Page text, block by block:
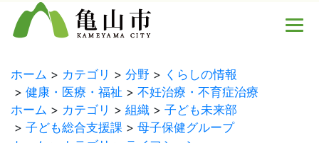
ホーム カテゴリ 分野
くらしの情報
健康・医療・福祉
不妊治療・不育症治療
ホーム
カテゴリ 組織
子ども未来部
子ども総合支援課
母子保健グループ